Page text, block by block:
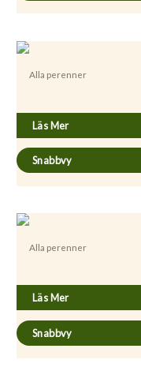
Alla perenner
Läs Mer
Snabbvy
Alla perenner
Läs Mer
Snabbvy